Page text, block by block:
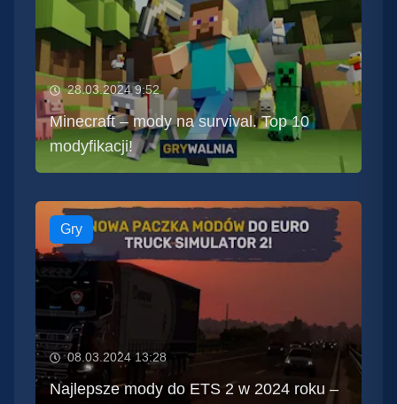
28.03.2024 9:52
Minecraft – mody na survival. Top 10
modyfikacji!
Gry
08.03.2024 13:28
Najlepsze mody do ETS 2 w 2024 roku –